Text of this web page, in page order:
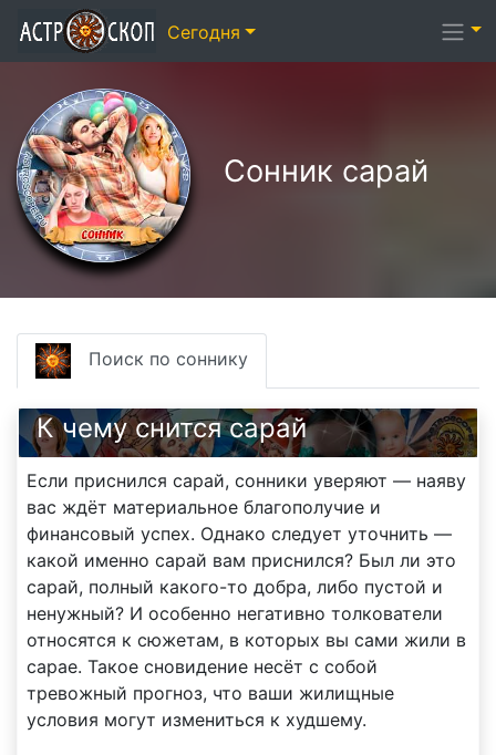
Сонник сарай
Поиск по соннику
К чему снится сарай
Если приснился сарай, сонники уверяют — наяву
вас ждёт материальное благополучие и
финансовый успех. Однако следует уточнить —
какой именно сарай вам приснился? Был ли это
сарай, полный какого-то добра, либо пустой и
ненужный? И особенно негативно толкователи
относятся к сюжетам, в которых вы сами жили в
сарае. Такое сновидение несёт с собой
тревожный прогноз, что ваши жилищные
условия могут измениться к худшему.
Сегодня